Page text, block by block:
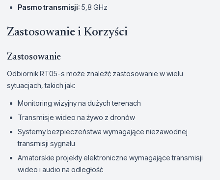
Pasmo transmisji: 5,8 GHz
Zastosowanie i Korzyści
Zastosowanie
Odbiornik RT05-s może znaleźć zastosowanie w wielu
sytuacjach, takich jak:
Monitoring wizyjny na dużych terenach
Transmisje wideo na żywo z dronów
Systemy bezpieczeństwa wymagające niezawodnej
transmisji sygnału
Amatorskie projekty elektroniczne wymagające transmisji
wideo i audio na odległość